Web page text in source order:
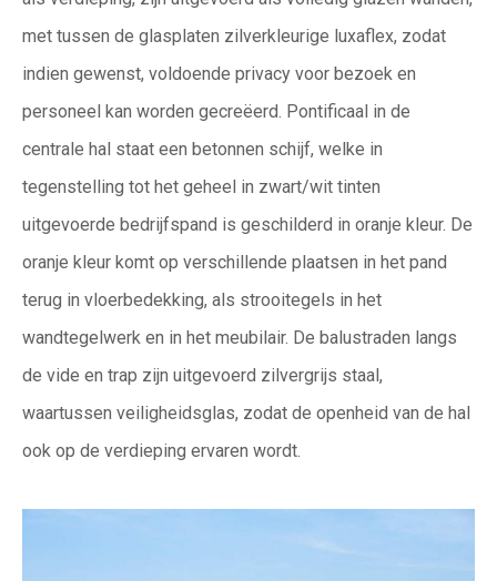
met tussen de glasplaten zilverkleurige luxaflex, zodat
indien gewenst, voldoende privacy voor bezoek en
personeel kan worden gecreëerd. Pontificaal in de
centrale hal staat een betonnen schijf, welke in
tegenstelling tot het geheel in zwart/wit tinten
uitgevoerde bedrijfspand is geschilderd in oranje kleur. De
oranje kleur komt op verschillende plaatsen in het pand
terug in vloerbedekking, als strooitegels in het
wandtegelwerk en in het meubilair. De balustraden langs
de vide en trap zijn uitgevoerd zilvergrijs staal,
waartussen veiligheidsglas, zodat de openheid van de hal
ook op de verdieping ervaren wordt.